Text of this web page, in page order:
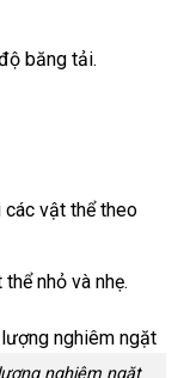
băng tải.
các vật thể theo
nhỏ và nhẹ.
nghiêm ngặt